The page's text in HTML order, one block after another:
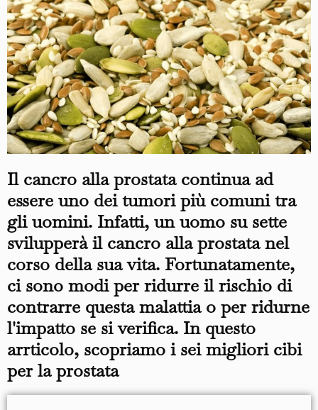
Il cancro alla prostata continua ad
essere uno dei tumori più comuni tra
gli uomini. Infatti, un uomo su sette
svilupperà il cancro alla prostata nel
corso della sua vita. Fortunatamente,
ci sono modi per ridurre il rischio di
contrarre questa malattia o per ridurne
l'impatto se si verifica. In questo
arrticolo, scopriamo i sei migliori cibi
per la prostata